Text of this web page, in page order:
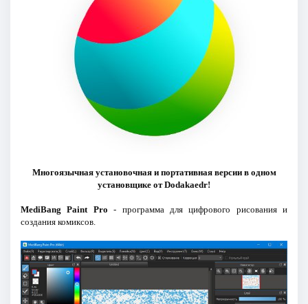
Многоязычная установочная и портативная версии в одном
установщике от Dodakaedr!
MediBang Paint Pro - программа для цифрового рисования и
создания комиксов.